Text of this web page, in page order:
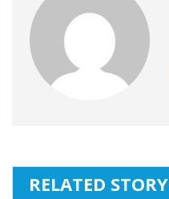
RELATED STORY